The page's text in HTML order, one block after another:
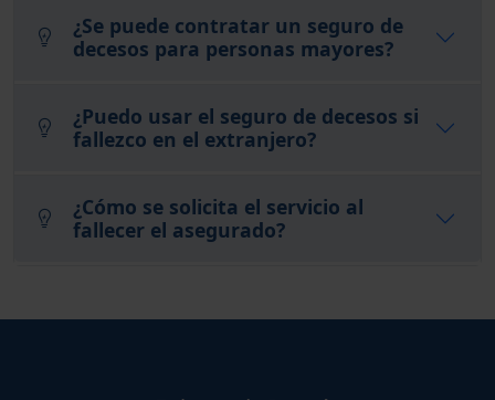
¿Se puede contratar un seguro de
decesos para personas mayores?
¿Puedo usar el seguro de decesos si
fallezco en el extranjero?
¿Cómo se solicita el servicio al
fallecer el asegurado?